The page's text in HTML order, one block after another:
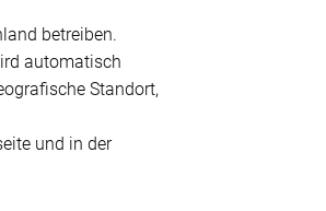
betreiben.
automatisch
Standort,
und in der